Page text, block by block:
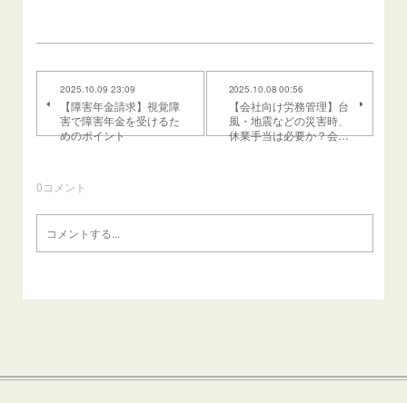
2025.10.09 23:09
【障害年金請求】視覚障
害で障害年金を受けるた
めのポイント
2025.10.08 00:56
【会社向け労務管理】台
風・地震などの災害時、
休業手当は必要か？会…
0コメント